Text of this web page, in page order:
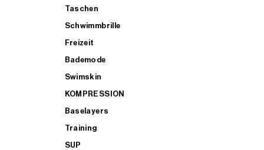
Taschen
Schwimmbrille
Freizeit
Bademode
Swimskin
KOMPRESSION
Baselayers
Training
SUP